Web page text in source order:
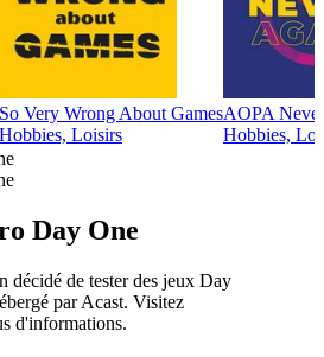
So Very Wrong About Games
Hobbies, Loisirs
AOPA
Hobbies,
Day One
décidé de tester des jeux Day
par Acast. Visitez
d'informations.